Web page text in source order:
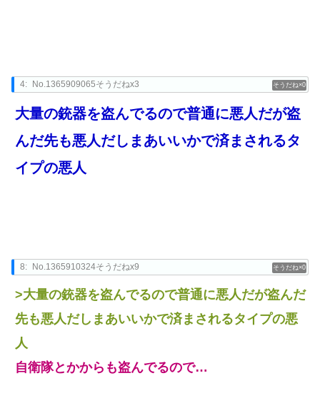
0
4: No.1365909065そうだねx3
大量の銃器を盗んでるので普通に悪人だが盗
んだ先も悪人だしまあいいかで済まされるタ
イプの悪人
0
8: No.1365910324そうだねx9
>大量の銃器を盗んでるので普通に悪人だが盗んだ
先も悪人だしまあいいかで済まされるタイプの悪
人
自衛隊とかからも盗んでるので…